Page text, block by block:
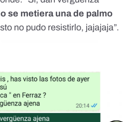
se metiera una de palmo
no pudo resistirlo, jajajaja”.